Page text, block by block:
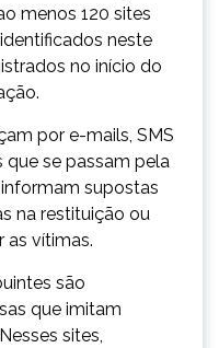
menos 120 sites
neste
no início do
por e-mails, SMS
se passam pela
supostas
na restituição ou
as vítimas.
são
que imitam
sites,